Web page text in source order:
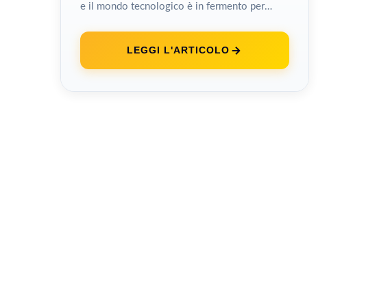
e il mondo tecnologico è in fermento per
LEGGI L'ARTICOLO